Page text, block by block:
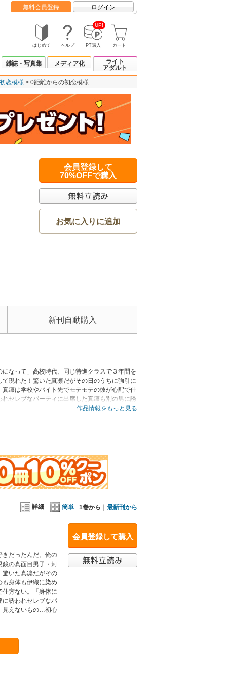
無料会員登録 ログイン
はじめて ヘルプ
UP!
PT購入 カート
雑誌・写真集 メディア化
ライト
アダルト
恋模様 0距離からの初恋模様
会員登録して
70%OFFで購入
お気に入りに追加
新刊自動購入
なって」高校時代、同じ特進クラスで３年間を
現れた！驚いた真凛だがその日のうちに強引に
凛は学校やバイト先でモテモテの彼が心配で仕
セレブなパーティに出席した真凛も別の男に誘
作品情報をもっと見る
詳細 簡単 1巻から｜ 最新刊から
会員登録して購入
きだったんだ。俺の
鏡の真面目男子・河
驚いた真凛だがその
身体も伊織に染め
方ない。『身体に
誘われセレブなパ
見えないもの…初心